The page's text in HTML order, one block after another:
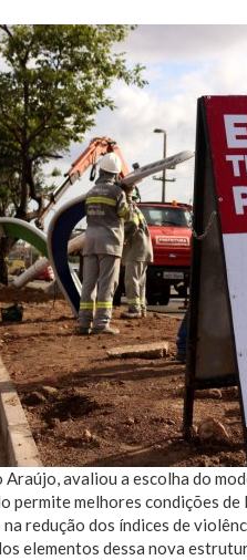
avaliou a escolha do
melhores condições de
redução dos índices de
elementos dessa nova